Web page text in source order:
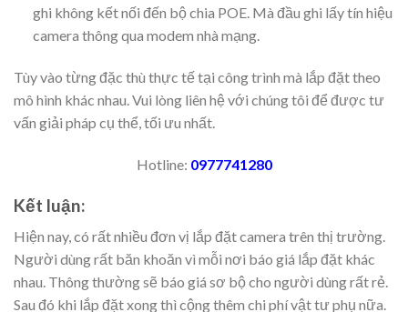
ghi không kết nối đến bộ chia POE. Mà đầu ghi lấy tín hiệu
camera thông qua modem nhà mạng.
Tùy vào từng đặc thù thực tế tại công trình mà lắp đặt theo
mô hình khác nhau. Vui lòng liên hệ với chúng tôi để được tư
vấn giải pháp cụ thể, tối ưu nhất.
Hotline: 0977741280
Kết luận:
Hiện nay, có rất nhiều đơn vị lắp đặt camera trên thị trường.
Người dùng rất băn khoăn vì mỗi nơi báo giá lắp đặt khác
nhau. Thông thường sẽ báo giá sơ bộ cho người dùng rất rẻ.
Sau đó khi lắp đặt xong thì cộng thêm chi phí vật tư phụ nữa.